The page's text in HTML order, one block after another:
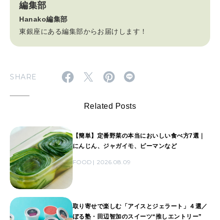
編集部
Hanako編集部
東銀座にある編集部からお届けします！
SHARE
Related Posts
【簡単】定番野菜の本当においしい食べ方7選｜
にんじん、ジャガイモ、ピーマンなど
FOOD 2026.08.09
取り寄せで楽しむ「アイスとジェラート」４選／
ぼる塾・田辺智加のスイーツ“推しエントリー”